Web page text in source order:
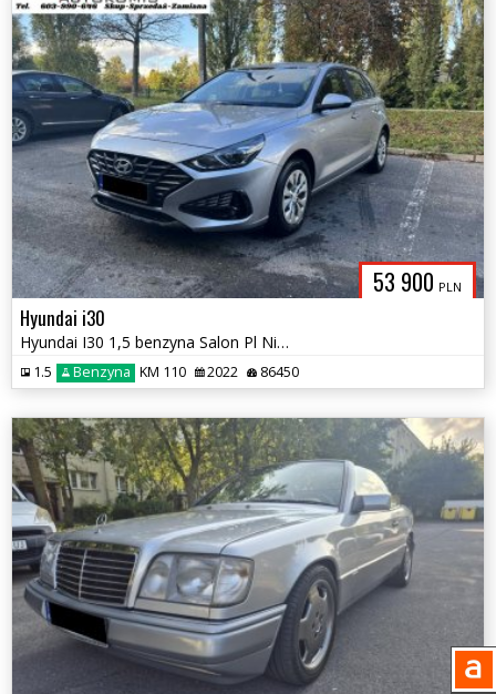
53 900 PLN
Hyundai i30
Hyundai I30 1,5 benzyna Salon Pl Niski Przebieg Zamiana
1.5 Benzyna KM 110 2022 86450